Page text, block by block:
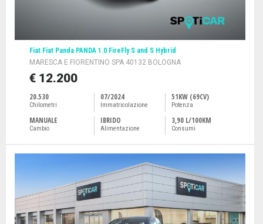
Fiat Fiat Panda PANDA 1.0 FireFly S and S Hybrid
MARESCA E FIORENTINO SPA 40132 BOLOGNA
€ 12.200
20.530
Chilometri
07/2024
Immatricolazione
51KW (69CV)
Potenza
MANUALE
Cambio
IBRIDO
Alimentazione
3,90 L/100KM
Consumi